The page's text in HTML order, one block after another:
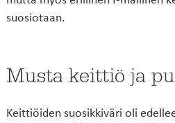
suosiotaan.
Musta keittiö ja
Keittiöiden suosikkiväri oli